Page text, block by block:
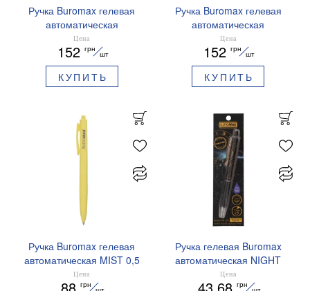
Ручка Buromax гелевая
автоматическая
PRESTIGE SILVER 0,5 мм
синие чернила BM.83102
Цена
152 грн
шт
КУПИТЬ
Ручка Buromax гелевая
автоматическая
PRESTIGE GOLD 0,5 мм
синие чернила BM.83101
Цена
152 грн
шт
КУПИТЬ
Ручка Buromax гелевая
автоматическая MIST 0,5
мм синие чернила
BM.83103
Цена
грн
Ручка гелевая Buromax
автоматическая NIGHT
SKY ZODIAC 0.5 мм
ароматизированный грипп
Цена
грн